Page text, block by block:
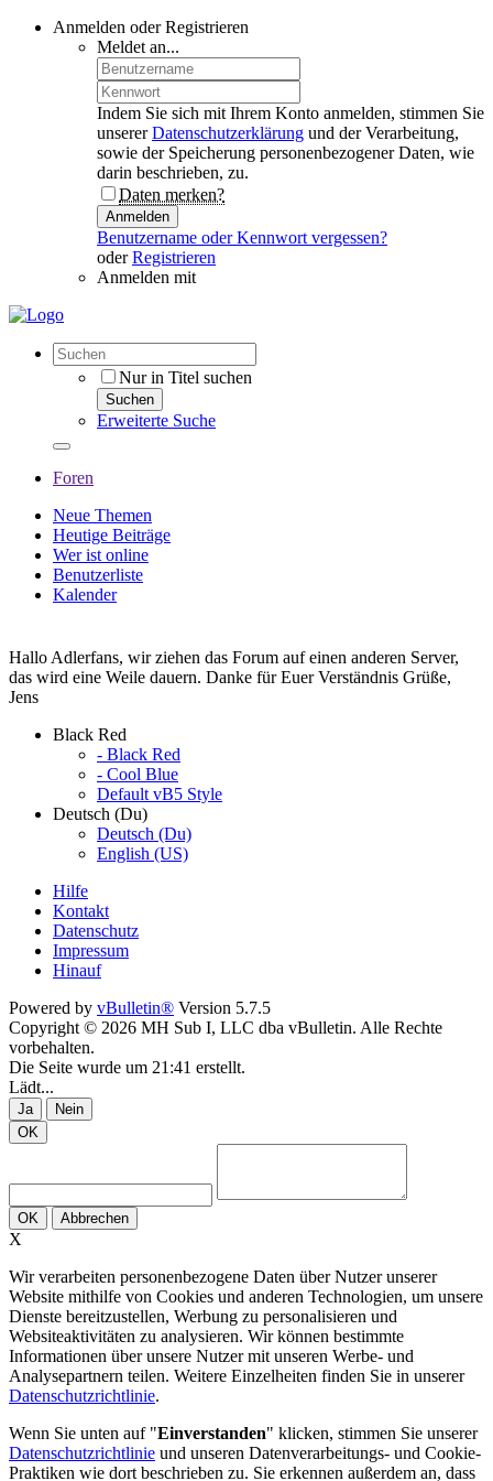
Anmelden oder Registrieren
Meldet an...
Indem Sie sich mit Ihrem Konto anmelden, stimmen Sie
unsererDatenschutzerklärung und der Verarbeitung,
sowie der Speicherung personenbezogener Daten, wie
darin beschrieben, zu.
Daten merken?
Anmelden
Benutzername oder Kennwort vergessen?
oderRegistrieren
Anmelden mit
Nur in Titel suchen
Suchen
Erweiterte Suche
Foren
Neue Themen
Heutige Beiträge
Wer ist online
Benutzerliste
Kalender
Hallo Adlerfans, wir ziehen das Forum auf einen anderen Server,
das wird eine Weile dauern. Danke für Euer Verständnis Grüße,
Jens
Black Red
- Black Red
- Cool Blue
Default vB5 Style
Deutsch (Du)
Deutsch (Du)
English (US)
Hilfe
Kontakt
Datenschutz
Impressum
Hinauf
Powered by vBulletin® Version 5.7.5
Copyright © 2026 MH Sub I, LLC dba vBulletin. Alle Rechte
vorbehalten.
Die Seite wurde um 21:41 erstellt.
Lädt...
Ja
Nein
OK
OK Abbrechen
X
Wir verarbeiten personenbezogene Daten über Nutzer unserer
Website mithilfe von Cookies und anderen Technologien, um unsere
Dienste bereitzustellen, Werbung zu personalisieren und
Websiteaktivitäten zu analysieren. Wir können bestimmte
Informationen über unsere Nutzer mit unseren Werbe- und
Analysepartnern teilen. Weitere Einzelheiten finden Sie in unserer
Datenschutzrichtlinie.
Wenn Sie unten auf "Einverstanden" klicken, stimmen Sie unserer
Datenschutzrichtlinie und unseren Datenverarbeitungs- und Cookie-
Praktiken wie dort beschrieben zu. Sie erkennen außerdem an, dass